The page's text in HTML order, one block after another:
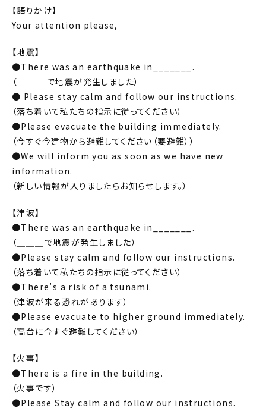
【語りかけ】
Your attention please,
【地震】
●There was an earthquake in_______.
（ ＿＿＿で地震が発生しました）
● Please stay calm and follow our instructions.
（落ち着いて私たちの指示に従ってください）
●Please evacuate the building immediately.
（今すぐ今建物から避難してください（要避難））
●We will inform you as soon as we have new
information.
（新しい情報が入りましたらお知らせします。）
【津波】
●There was an earthquake in_______.
（＿＿＿で地震が発生しました）
●Please stay calm and follow our instructions.
（落ち着いて私たちの指示に従ってください）
●There’s a risk of a tsunami.
（津波が来る恐れがあります）
●Please evacuate to higher ground immediately.
（高台に今すぐ避難してください）
【火事】
●There is a fire in the building.
（火事です）
●Please Stay calm and follow our instructions.